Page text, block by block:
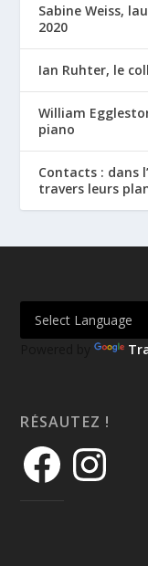
Sabine Weiss,
2020
Ian Ruhter, le
William
piano
Contacts : dans
travers leurs
Powered by
RÉSAUTEZ !